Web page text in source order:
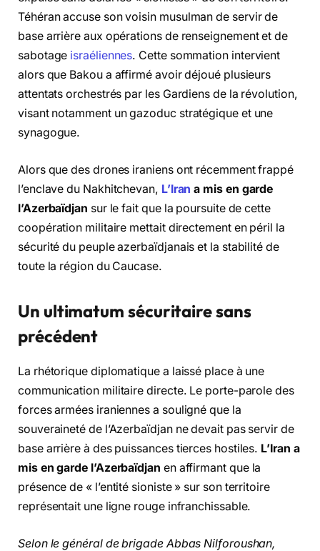
Téhéran accuse son voisin musulman de servir de
base arrière aux opérations de renseignement et de
sabotage israéliennes. Cette sommation intervient
alors que Bakou a affirmé avoir déjoué plusieurs
attentats orchestrés par les Gardiens de la révolution,
visant notamment un gazoduc stratégique et une
synagogue.
Alors que des drones iraniens ont récemment frappé
l’enclave du Nakhitchevan, L’Iran a mis en garde
l’Azerbaïdjan sur le fait que la poursuite de cette
coopération militaire mettait directement en péril la
sécurité du peuple azerbaïdjanais et la stabilité de
toute la région du Caucase.
Un ultimatum sécuritaire sans
précédent
La rhétorique diplomatique a laissé place à une
communication militaire directe. Le porte-parole des
forces armées iraniennes a souligné que la
souveraineté de l’Azerbaïdjan ne devait pas servir de
base arrière à des puissances tierces hostiles. L’Iran a
mis en garde l’Azerbaïdjan en affirmant que la
présence de « l’entité sioniste » sur son territoire
représentait une ligne rouge infranchissable.
Selon le général de brigade Abbas Nilforoushan,